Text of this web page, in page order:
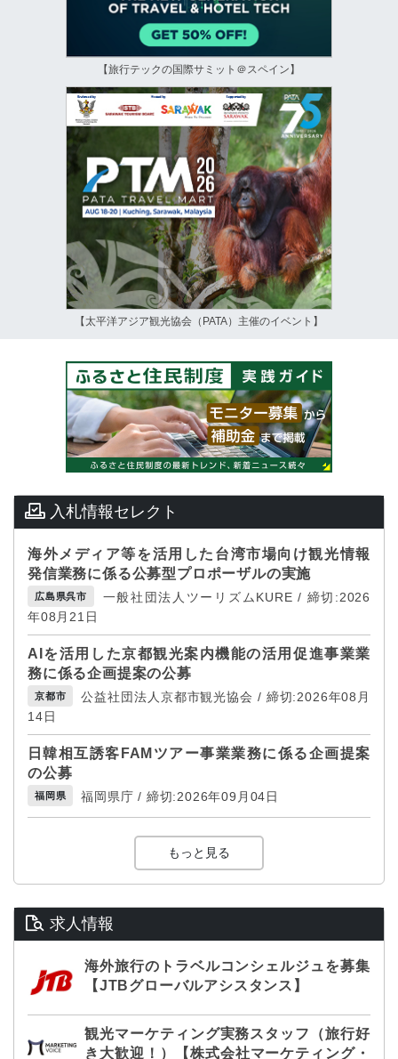
【旅行テックの国際サミット＠スペイン】
【太平洋アジア観光協会（PATA）主催のイベント】
入札情報セレクト
海外メディア等を活用した台湾市場向け観光情報
発信業務に係る公募型プロポーザルの実施
広島県呉市
一般社団法人ツーリズムKURE / 締切:2026
年08月21日
AIを活用した京都観光案内機能の活用促進事業業
務に係る企画提案の公募
京都市
公益社団法人京都市観光協会 / 締切:2026年08月
14日
日韓相互誘客FAMツアー事業業務に係る企画提案
の公募
福岡県 福岡県庁 / 締切:2026年09月04日
もっと見る
求人情報
海外旅行のトラベルコンシェルジュを募集
【JTBグローバルアシスタンス】
観光マーケティング実務スタッフ（旅行好
き大歓迎！）【株式会社マーケティング・